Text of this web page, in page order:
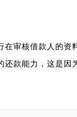
审核借款人的资
款能力，这是因